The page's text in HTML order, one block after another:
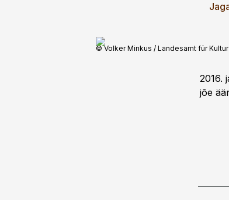
© Volker Minkus / Landesamt für
2016.
jõe